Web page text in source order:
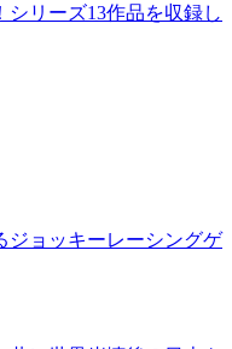
シリーズ13作品を収録し
ジョッキーレーシングゲ